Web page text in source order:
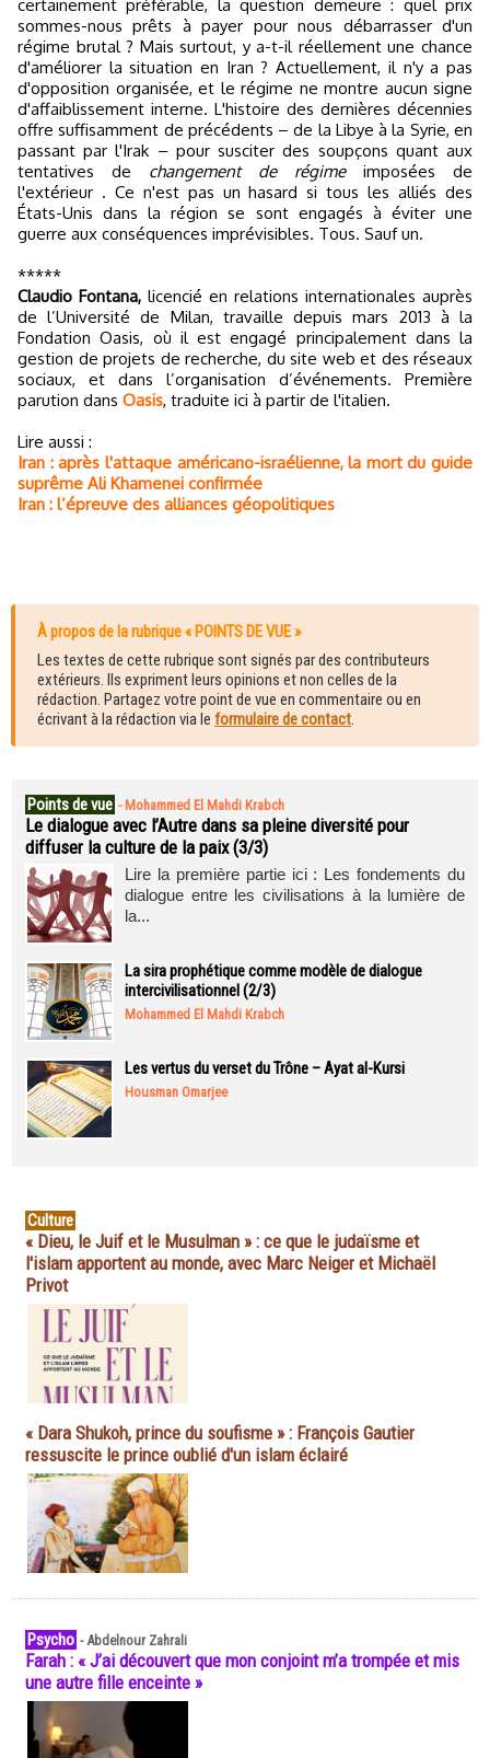
certainement préférable, la question demeure : quel prix
sommes-nous prêts à payer pour nous débarrasser d'un
régime brutal ? Mais surtout, y a-t-il réellement une chance
d'améliorer la situation en Iran ? Actuellement, il n'y a pas
d'opposition organisée, et le régime ne montre aucun signe
d'affaiblissement interne. L'histoire des dernières décennies
offre suffisamment de précédents – de la Libye à la Syrie, en
passant par l'Irak – pour susciter des soupçons quant aux
tentatives de changement de régimeimposées de
l'extérieur . Ce n'est pas un hasard si tous les alliés des
États-Unis dans la région se sont engagés à éviter une
guerre aux conséquences imprévisibles. Tous. Sauf un.
*****
Claudio Fontana, licencié en relations internationales auprès
de l’Université de Milan, travaille depuis mars 2013 à la
Fondation Oasis, où il est engagé principalement dans la
gestion de projets de recherche, du site web et des réseaux
sociaux, et dans l’organisation d’événements. Première
parution dans Oasis, traduite ici à partir de l'italien.
Lire aussi :
Iran : après l'attaque américano-israélienne, la mort du guide
suprême Ali Khamenei confirmée
Iran : l’épreuve des alliances géopolitiques
À propos de la rubrique « POINTS DE VUE »
Les textes de cette rubrique sont signés par des contributeurs
extérieurs. Ils expriment leurs opinions et non celles de la
rédaction. Partagez votre point de vue en commentaire ou en
écrivant à la rédaction via le formulaire de contact.
Points de vue - Mohammed El Mahdi Krabch
Le dialogue avec l’Autre dans sa pleine diversité pour
diffuser la culture de la paix (3/3)
Lire la première partie ici : Les fondements du
dialogue entre les civilisations à la lumière de
la...
La sira prophétique comme modèle de dialogue
intercivilisationnel (2/3)
Mohammed El Mahdi Krabch
Les vertus du verset du Trône – Ayat al-Kursi
Housman Omarjee
Culture
« Dieu, le Juif et le Musulman » : ce que le judaïsme et
l'islam apportent au monde, avec Marc Neiger et Michaël
Privot
« Dara Shukoh, prince du soufisme » : François Gautier
ressuscite le prince oublié d'un islam éclairé
Psycho -Abdelnour Zahrali
Farah : « J’ai découvert que mon conjoint m’a trompée et mis
une autre fille enceinte »